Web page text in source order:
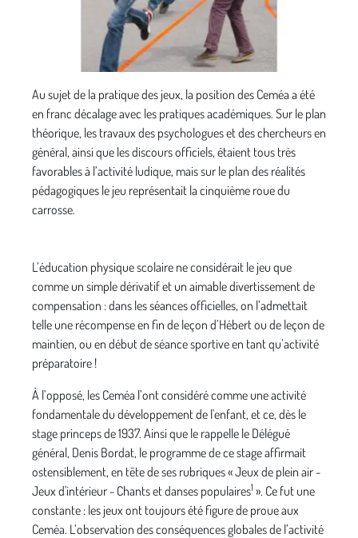
Au sujet de la pratique des jeux, la position des Ceméa a été
en franc décalage avec les pratiques académiques. Sur le plan
théorique, les travaux des psychologues et des chercheurs en
général, ainsi que les discours officiels, étaient tous très
favorables à l’activité ludique, mais sur le plan des réalités
pédagogiques le jeu représentait la cinquième roue du
carrosse.
L’éducation physique scolaire ne considérait le jeu que
comme un simple dérivatif et un aimable divertissement de
compensation : dans les séances officielles, on l’admettait
telle une récompense en fin de leçon d’Hébert ou de leçon de
maintien, ou en début de séance sportive en tant qu’activité
préparatoire !
À l’opposé, les Ceméa l’ont considéré comme une activité
fondamentale du développement de l'enfant, et ce, dès le
stage princeps de 1937. Ainsi que le rappelle le Délégué
général, Denis Bordat, le programme de ce stage affirmait
ostensiblement, en tête de ses rubriques « Jeux de plein air -
Jeux d'intérieur - Chants et danses populaires1 ». Ce fut une
constante : les jeux ont toujours été figure de proue aux
Ceméa. L’observation des conséquences globales de l’activité